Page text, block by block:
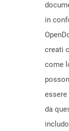
in
creati
come
essere
da